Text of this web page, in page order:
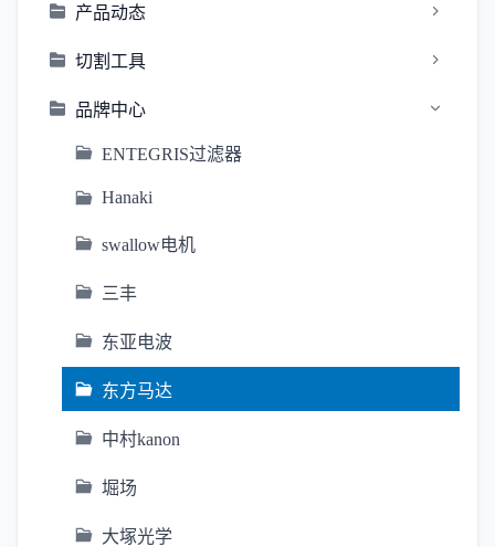
产品动态
切割工具
品牌中心
ENTEGRIS过滤器
Hanaki
swallow电机
三丰
东亚电波
东方马达
中村kanon
堀场
大塚光学